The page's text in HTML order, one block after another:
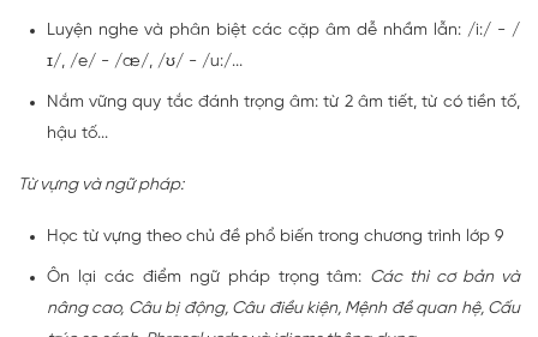
Luyện nghe và phân biệt các cặp âm dễ nhầm lẫn: /i:/ - /
ɪ/, /e/ - /æ/, /ʊ/ - /u:/...
Nắm vững quy tắc đánh trọng âm: từ 2 âm tiết, từ có tiền tố,
hậu tố...
Từ vựng và ngữ pháp:
Học từ vựng theo chủ đề phổ biến trong chương trình lớp 9
Ôn lại các điểm ngữ pháp trọng tâm: Các thì cơ bản và
nâng cao, Câu bị động, Câu điều kiện, Mệnh đề quan hệ, Cấu